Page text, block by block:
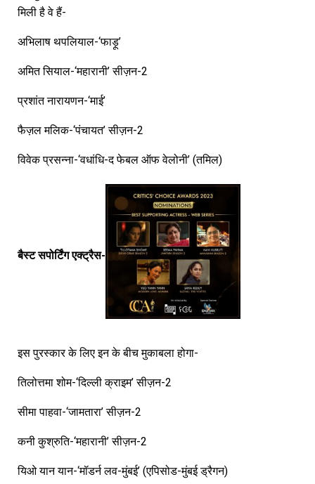
मिली है वे हैं-
अभिलाष थपलियाल-‘फाड़ू’
अमित सियाल-‘महारानी’ सीज़न-2
प्रशांत नारायणन-‘माई’
फैज़ल मलिक-‘पंचायत’ सीज़न-2
विवेक प्रसन्ना-‘वधांधि-द फेबल ऑफ वेलोनी’ (तमिल)
बैस्ट सपोर्टिंग एक्ट्रैस-
इस पुरस्कार के लिए इन के बीच मुकाबला होगा-
तिलोत्तमा शोम-‘दिल्ली क्राइम’ सीज़न-2
सीमा पाहवा-‘जामतारा’ सीज़न-2
कनी कुश्रुति-‘महारानी’ सीज़न-2
यिओ यान यान-‘मॉडर्न लव-मुंबई’ (एपिसोड-मुंबई ड्रैगन)